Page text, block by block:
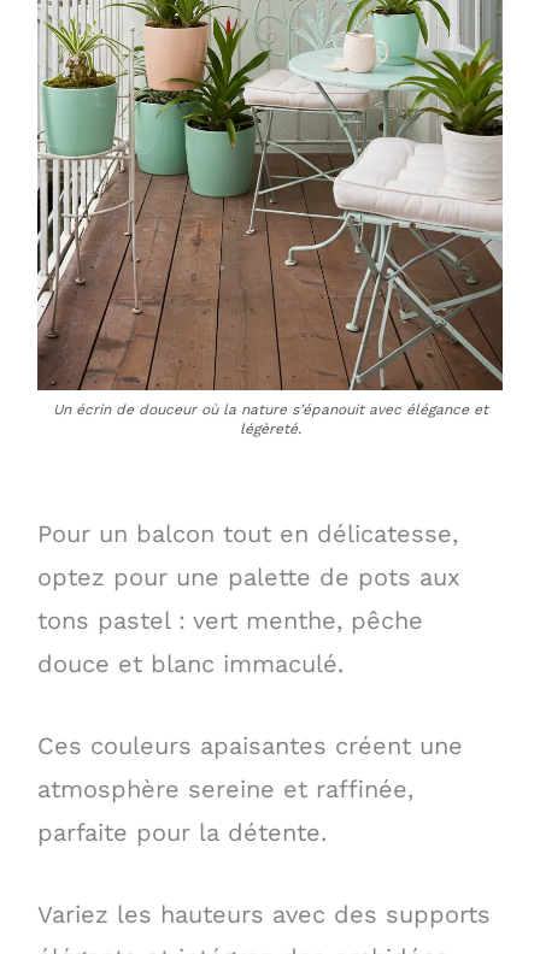
Un écrin de douceur où la nature s’épanouit avec élégance et
légèreté.
Pour un balcon tout en délicatesse,
optez pour une palette de pots aux
tons pastel : vert menthe, pêche
douce et blanc immaculé.
Ces couleurs apaisantes créent une
atmosphère sereine et raffinée,
parfaite pour la détente.
Variez les hauteurs avec des supports